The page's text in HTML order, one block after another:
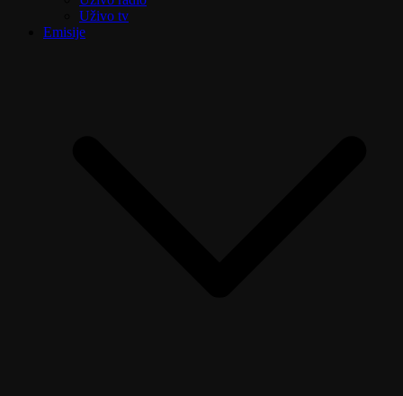
Uživo tv
Emisije